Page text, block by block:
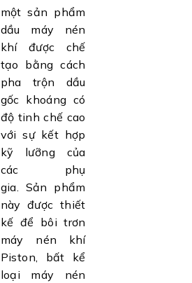
một sản phẩm
dầu máy nén
khí được chế
tạo bằng cách
pha trộn dầu
gốc khoáng có
độ tinh chế cao
với sự kết hợp
kỹ lưỡng của
các phụ
gia. Sản phẩm
này được thiết
kế để bôi trơn
máy nén khí
Piston, bất kể
loại máy nén